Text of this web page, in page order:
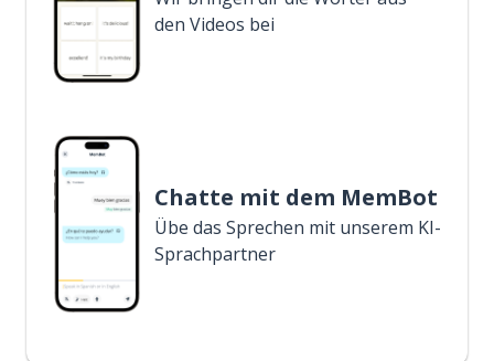
den Videos bei
Chatte mit dem MemBot
Übe das Sprechen mit unserem KI-
Sprachpartner